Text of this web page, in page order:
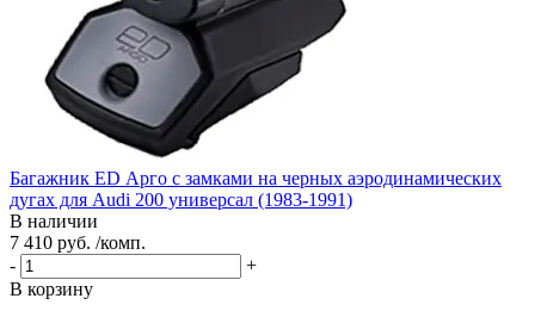
Багажник ED Арго с замками на черных аэродинамических
дугах для Audi 200 универсал (1983-1991)
В наличии
7 410 руб. /комп.
-
+
В корзину